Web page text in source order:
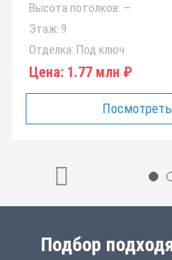
Высота потолков: —
Этаж: 9
Отделка: Под ключ
Цена: 1.77 млн ₽
Подбор